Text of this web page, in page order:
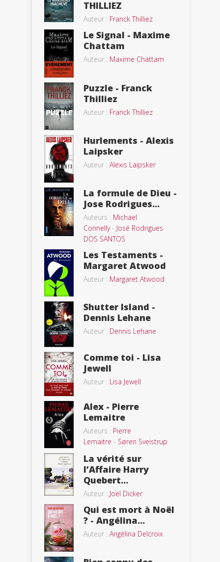
THILLIEZ
Auteur : Franck Thilliez
Le Signal - Maxime
Chattam
Auteur : Maxime Chattam
Puzzle - Franck
Thilliez
Auteur : Franck Thilliez
Hurlements - Alexis
Laipsker
Auteur : Alexis Laipsker
La formule de Dieu -
Jose Rodrigues...
Auteurs : Michael
Connelly- José Rodrigues
DOS SANTOS
Les Testaments -
Margaret Atwood
Auteur : Margaret Atwood
Shutter Island -
Dennis Lehane
Auteur : Dennis Lehane
Comme toi - Lisa
Jewell
Auteur : Lisa Jewell
Alex - Pierre
Lemaitre
Auteurs : Pierre
Lemaitre - Søren Sveistrup
La vérité sur
l’Affaire Harry
Quebert...
Auteur : Joël Dicker
Qui est mort à Noël
? - Angélina...
Auteur : Angélina Delcroix